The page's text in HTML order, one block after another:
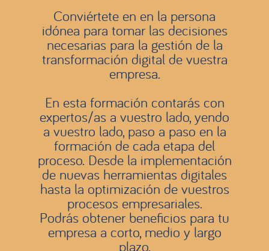
Conviértete en en la persona
idónea para tomar las decisiones
necesarias para la gestión de la
transformación digital de vuestra
empresa.
En esta formación contarás con
expertos/as a vuestro lado, yendo
a vuestro lado, paso a paso en la
formación de cada etapa del
proceso. Desde la implementación
de nuevas herramientas digitales
hasta la optimización de vuestros
procesos empresariales.
Podrás obtener beneficios para tu
empresa a corto, medio y largo
plazo.